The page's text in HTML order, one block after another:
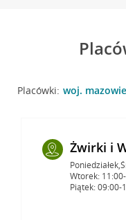
Placówki: woj.
Żwirki i
Wtorek:
Piątek: 09:00-